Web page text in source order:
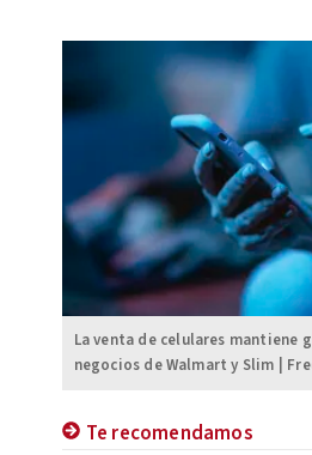
La venta de celulares mantiene
negocios de Walmart y Slim |
Te recomendamos